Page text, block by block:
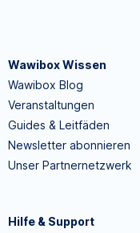
Wawibox Wissen
Wawibox Blog
Veranstaltungen
Guides & Leitfäden
Newsletter abonnieren
Unser Partnernetzwerk
Hilfe & Support